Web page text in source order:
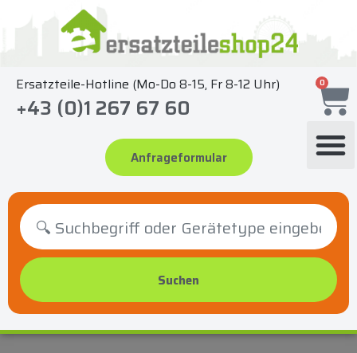
springen
Ersatzteile-Hotline (Mo-Do 8-15, Fr 8-12 Uhr)
+43 (0)1 267 67 60
Anfrageformular
0